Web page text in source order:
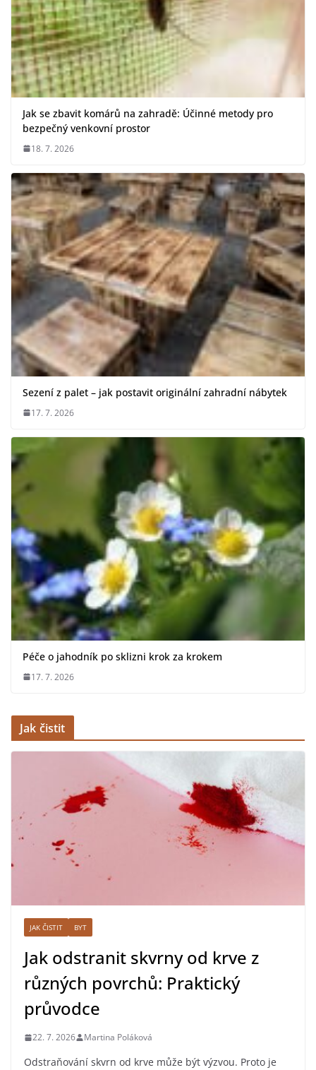
Jak se zbavit komárů na zahradě: Účinné metody pro
bezpečný venkovní prostor
18. 7. 2026
Sezení z palet – jak postavit originální zahradní nábytek
17. 7. 2026
Péče o jahodník po sklizni krok za krokem
17. 7. 2026
Jak čistit
JAK ČISTIT BYT
Jak odstranit skvrny od krve z
různých povrchů: Praktický
průvodce
22. 7. 2026 Martina Poláková
Odstraňování skvrn od krve může být výzvou. Proto je